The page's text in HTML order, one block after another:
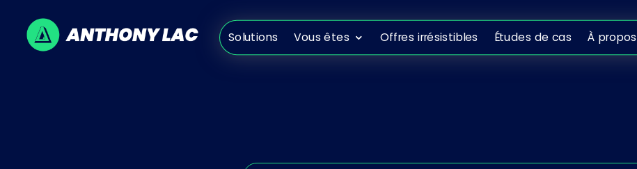
Solutions Vous êtes Offres irrésistibles Études de cas À propos
Solutions Vous êtes Offres irrésistibles Études de cas À propos